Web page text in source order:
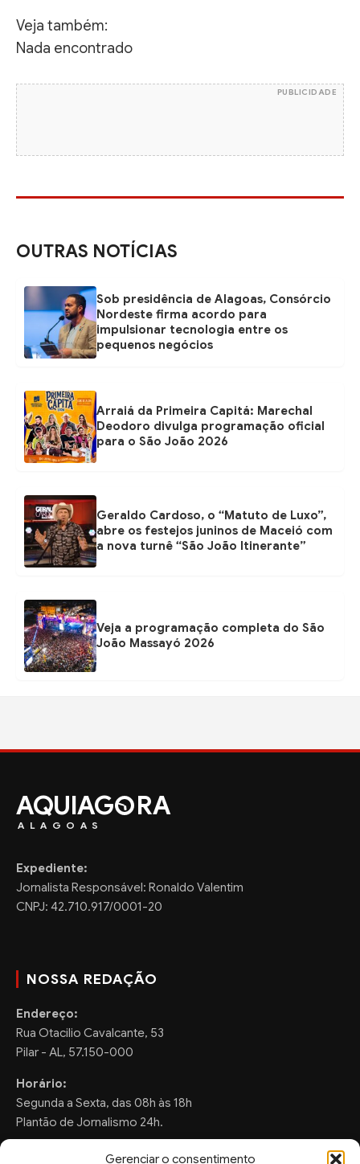
Gerenciar o consentimento
Veja também:
Nada encontrado
PUBLICIDADE
OUTRAS NOTÍCIAS
Sob presidência de Alagoas, Consórcio
Nordeste firma acordo para
impulsionar tecnologia entre os
pequenos negócios
Arraiá da Primeira Capitá: Marechal
Deodoro divulga programação oficial
para o São João 2026
Geraldo Cardoso, o “Matuto de Luxo”,
abre os festejos juninos de Maceió com
a nova turnê “São João Itinerante”
Veja a programação completa do São
João Massayó 2026
AQUIAG RA
ALAGOAS
Expediente:
Jornalista Responsável: Ronaldo Valentim
CNPJ: 42.710.917/0001-20
NOSSA REDAÇÃO
Endereço:
Rua Otacilio Cavalcante, 53
Pilar - AL, 57.150-000
Horário:
Segunda a Sexta, das 08h às 18h
Plantão de Jornalismo 24h.